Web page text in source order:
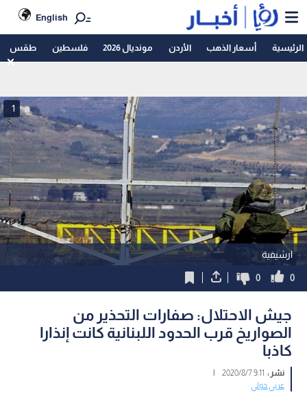
English
الرئيسية أسعار الذهب الأردن مونديال 2026 فلسطين طقس
ارشيفية
1
0
0
جيش الاحتلال: صفارات التحذير من
الصواريخ قرب الحدود اللبنانية كانت إنذارا
كاذبا
نشر : 9:11 2020/8/7
|
عربي دولي